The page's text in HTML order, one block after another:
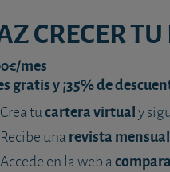
CRECER
mes
gratis y ¡35% de
Crea tucartera virtualy
Recibe unarevista
Accede en la web a